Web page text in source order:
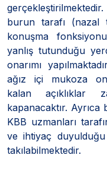
burun tarafı (nazal
konuşma
yanlış tutunduğu
onarımı
ağız içi mukoza
kalan açıklıklar
kapanacaktır.
KBB uzmanları
ve ihtiyaç
takılabilmektedir.